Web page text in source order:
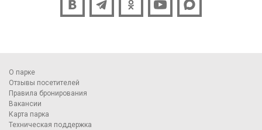
О парке
Отзывы посетителей
Правила бронирования
Вакансии
Карта парка
Техническая поддержка